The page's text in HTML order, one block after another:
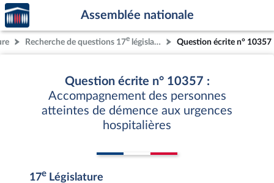
Aller au contenu
Aller en bas de la page
Accèder
à la
page
d'accueil
Assemblée nationale
Recherche de questions 17e législature Question écrite n° 10357
Question écrite n° 10357 :
Accompagnement des personnes
atteintes de démence aux urgences
hospitalières
17e Législature